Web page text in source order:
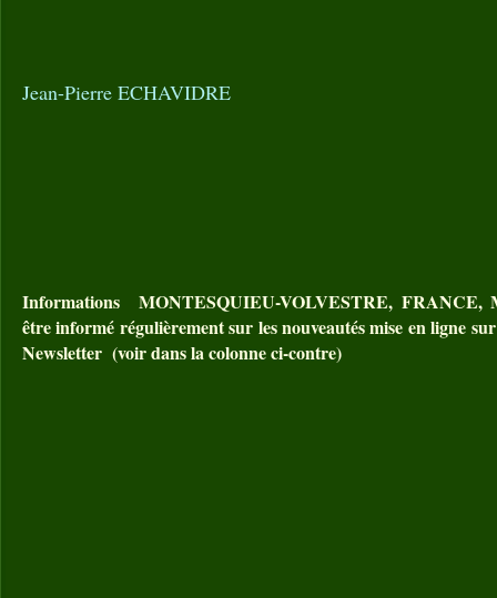
Jean-Pierre ECHAVIDRE
Informations MONTESQUIEU-VOLVESTRE, FRANCE,
être informé régulièrement sur les nouveautés mise en ligne
Newsletter (voir dans la colonne ci-contre)